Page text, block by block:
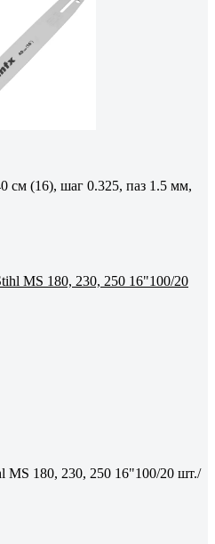
(16), шаг 0.325, паз 1.5 мм,
180, 230, 250 16"100/20 шт./